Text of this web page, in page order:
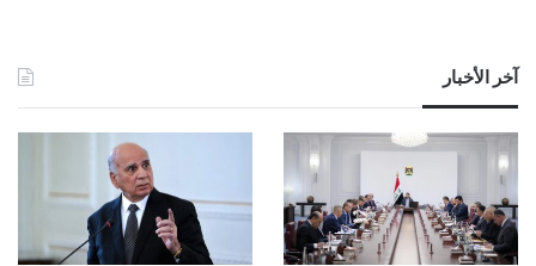
آخر الأخبار